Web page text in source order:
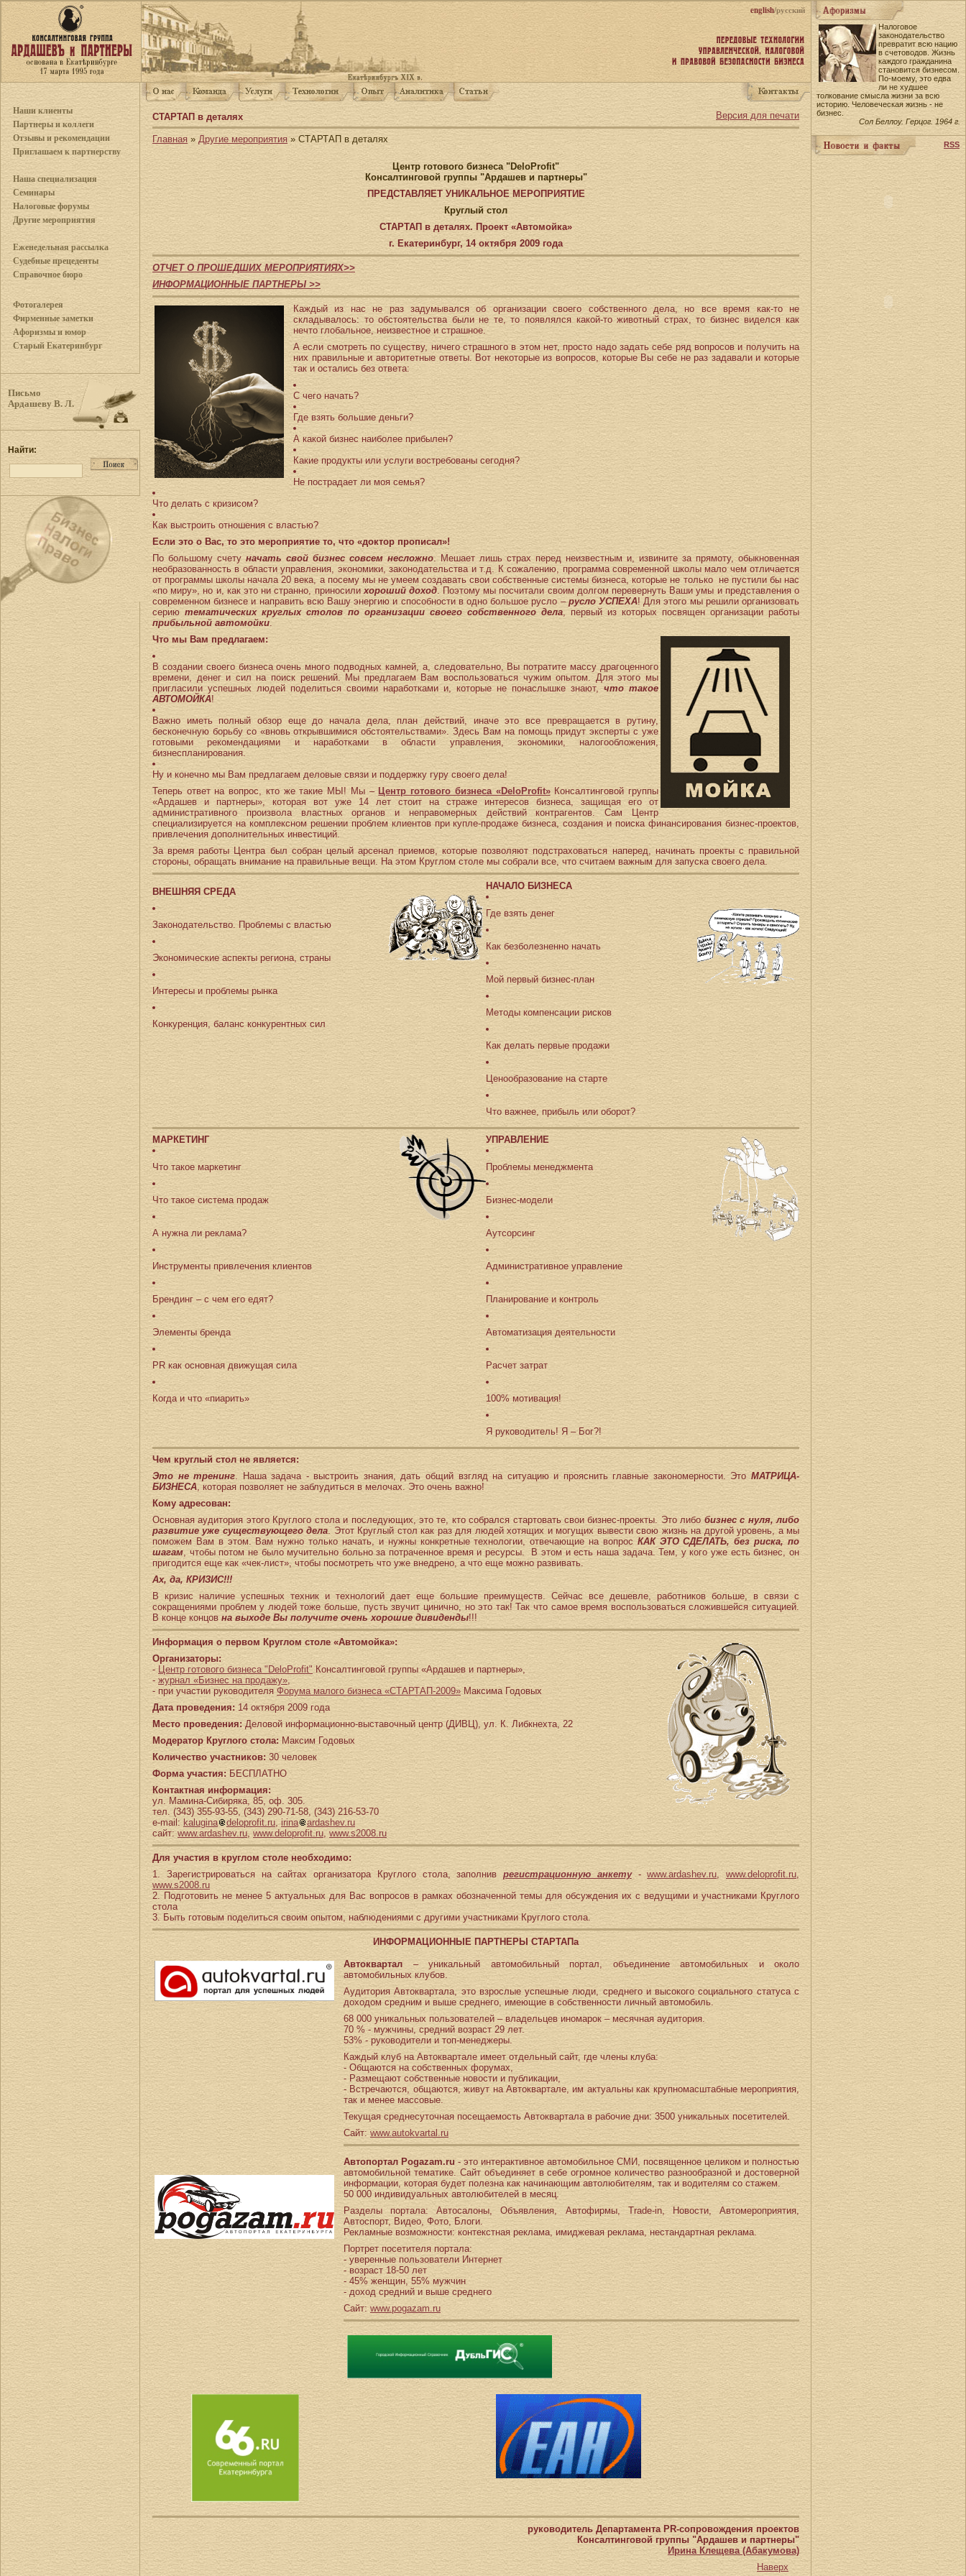
english/русский
Наши клиенты
Партнеры и коллеги
Отзывы и рекомендации
Приглашаем к партнерству
Наша специализация
Семинары
Налоговые форумы
Другие мероприятия
Еженедельная рассылка
Судебные прецеденты
Справочное бюро
Фотогалерея
Фирменные заметки
Афоризмы и юмор
Старый Екатеринбург
Письмо
Ардашеву В. Л.
Найти:
Версия для печати
СТАРТАП в деталях
Главная » Другие мероприятия » СТАРТАП в деталях
Центр готового бизнеса "DeloProfit"
Консалтинговой группы "Ардашев и партнеры"
ПРЕДСТАВЛЯЕТ УНИКАЛЬНОЕ МЕРОПРИЯТИЕ
Круглый стол
СТАРТАП в деталях. Проект «Автомойка»
г. Екатеринбург, 14 октября 2009 года
ОТЧЕТ О ПРОШЕДШИХ МЕРОПРИЯТИЯХ>>
ИНФОРМАЦИОННЫЕ ПАРТНЕРЫ >>
Каждый из нас не раз задумывался об организации своего собственного дела, но все время как-то не
складывалось: то обстоятельства были не те, то появлялся какой-то животный страх, то бизнес виделся как
нечто глобальное, неизвестное и страшное.
А если смотреть по существу, ничего страшного в этом нет, просто надо задать себе ряд вопросов и получить на
них правильные и авторитетные ответы. Вот некоторые из вопросов, которые Вы себе не раз задавали и которые
так и остались без ответа:
С чего начать?
Где взять большие деньги?
А какой бизнес наиболее прибылен?
Какие продукты или услуги востребованы сегодня?
Не пострадает ли моя семья?
Что делать с кризисом?
Как выстроить отношения с властью?
Если это о Вас, то это мероприятие то, что «доктор прописал»!
По большому счетуначать свой бизнес совсем несложно. Мешает лишь страх перед неизвестным и, извините за прямоту, обыкновенная
необразованность в области управления, экономики, законодательства и т.д. К сожалению, программа современной школы мало чем отличается
от программы школы начала 20 века, а посему мы не умеем создавать свои собственные системы бизнеса, которые не только не пустили бы нас
«по миру», но и, как это ни странно, приносилихороший доход. Поэтому мы посчитали своим долгом перевернуть Ваши умы и представления о
современном бизнесе и направить всю Вашу энергию и способности в одно большое русло –русло УСПЕХА! Для этого мы решили организовать
сериютематических круглых столов по организации своего собственного дела , первый из которых посвящен организации работы
прибыльной автомойки
Что мы Вам предлагаем:
В создании своего бизнеса очень много подводных камней, а, следовательно, Вы потратите массу драгоценного
времени, денег и сил на поиск решений. Мы предлагаем Вам воспользоваться чужим опытом. Для этого мы
пригласили успешных людей поделиться своими наработками и, которые не понаслышке знают,что такое
АВТОМОЙКА!
Важно иметь полный обзор еще до начала дела, план действий, иначе это все превращается в рутину,
бесконечную борьбу со «вновь открывшимися обстоятельствами». Здесь Вам на помощь придут эксперты с уже
готовыми рекомендациями и наработками в области управления, экономики, налогообложения,
бизнеспланирования.
Ну и конечно мы Вам предлагаем деловые связи и поддержку гуру своего дела!
Теперь ответ на вопрос, кто же такие МЫ! Мы – Центр готового бизнеса «DeloProfit»Консалтинговой группы
«Ардашев и партнеры», которая вот уже 14 лет стоит на страже интересов бизнеса, защищая его от
административного произвола властных органов и неправомерных действий контрагентов. Сам Центр
специализируется на комплексном решении проблем клиентов при купле-продаже бизнеса, создания и поиска финансирования бизнес-проектов,
привлечения дополнительных инвестиций.
За время работы Центра был собран целый арсенал приемов, которые позволяют подстраховаться наперед, начинать проекты с правильной
стороны, обращать внимание на правильные вещи. На этом Круглом столе мы собрали все, что считаем важным для запуска своего дела.
ВНЕШНЯЯ СРЕДА
Законодательство. Проблемы с властью
Экономические аспекты региона, страны
Интересы и проблемы рынка
Конкуренция, баланс конкурентных сил
НАЧАЛО БИЗНЕСА
Где взять денег
Как безболезненно начать
Мой первый бизнес-план
Методы компенсации рисков
Как делать первые продажи
Ценообразование на старте
Что важнее, прибыль или оборот?
МАРКЕТИНГ
Что такое маркетинг
Что такое система продаж
А нужна ли реклама?
Инструменты привлечения клиентов
Брендинг – с чем его едят?
Элементы бренда
PR как основная движущая сила
Когда и что «пиарить»
УПРАВЛЕНИЕ
Проблемы менеджмента
Бизнес-модели
Аутсорсинг
Административное управление
Планирование и контроль
Автоматизация деятельности
Расчет затрат
100% мотивация!
Я руководитель! Я – Бог?!
Чем круглый стол не является:
Это не тренинг . Наша задача - выстроить знания, дать общий взгляд на ситуацию и прояснить главные закономерности. ЭтоМАТРИЦА-
БИЗНЕСА , которая позволяет не заблудиться в мелочах. Это очень важно!
Кому адресован:
Основная аудитория этого Круглого стола и последующих, это те, кто собрался стартовать свои бизнес-проекты. Это либобизнес с нуля, либо
развитие уже существующего дела . Этот Круглый стол как раз для людей хотящих и могущих вывести свою жизнь на другой уровень, а мы
поможем Вам в этом. Вам нужно только начать, и нужны конкретные технологии, отвечающие на вопрос КАК ЭТО СДЕЛАТЬ, без риска, по
шагам , чтобы потом не было мучительно больно за потраченное время и ресурсы. В этом и есть наша задача. Тем, у кого уже есть бизнес, он
пригодится еще как «чек-лист», чтобы посмотреть что уже внедрено, а что еще можно развивать.
Ах, да, КРИЗИС!!!
В кризис наличие успешных техник и технологий дает еще большие преимуществ. Сейчас все дешевле, работников больше, в связи с
сокращениями проблем у людей тоже больше, пусть звучит цинично, но это так! Так что самое время воспользоваться сложившейся ситуацией.
В конце концов на выходе Вы получите очень хорошие дивиденды!!!
Информация о первом Круглом столе «Автомойка»:
Организаторы:
- Центр готового бизнеса "DeloProfit" Консалтинговой группы «Ардашев и партнеры»,
- журнал «Бизнес на продажу»
- при участии руководителя Форума малого бизнеса «СТАРТАП-2009» Максима Годовых
Дата проведения: 14 октября 2009 года
Место проведения: Деловой информационно-выставочный центр (ДИВЦ), ул. К. Либкнехта, 22
Модератор Круглого стола: Максим Годовых
Количество участников: 30 человек
Форма участия:БЕСПЛАТНО
Контактная информация:
ул. Мамина-Сибиряка, 85, оф. 305.
тел. (343) 355-93-55, (343) 290-71-58, (343) 216-53-70
e-mail: kalugina deloprofit.ru,irina
ardashev.ru
сайт: www.ardashev.ru www.deloprofit.ru ,www.s2008.ru
Для участия в круглом столе необходимо:
1. Зарегистрироваться на сайтах организатора Круглого стола, заполнив регистрационную анкету-www.ardashev.ru ,www.deloprofit.ru,
www.s2008.ru
2. Подготовить не менее 5 актуальных для Вас вопросов в рамках обозначенной темы для обсуждения их с ведущими и участниками Круглого
стола
3. Быть готовым поделиться своим опытом, наблюдениями с другими участниками Круглого стола.
ИНФОРМАЦИОННЫЕ ПАРТНЕРЫ СТАРТАПа
Автоквартал – уникальный автомобильный портал, объединение автомобильных и около
автомобильных клубов.
Аудитория Автоквартала, это взрослые успешные люди, среднего и высокого социального статуса с
доходом средним и выше среднего, имеющие в собственности личный автомобиль.
68 000 уникальных пользователей – владельцев иномарок – месячная аудитория.
70 % - мужчины, средний возраст 29 лет.
53% - руководители и топ-менеджеры.
Каждый клуб на Автоквартале имеет отдельный сайт, где члены клуба:
- Общаются на собственных форумах,
- Размещают собственные новости и публикации,
- Встречаются, общаются, живут на Автоквартале, им актуальны как крупномасштабные мероприятия,
так и менее массовые.
Текущая среднесуточная посещаемость Автоквартала в рабочие дни: 3500 уникальных посетителей.
Сайт:www.autokvartal.ru
Автопортал Pogazam.ru - это интерактивное автомобильное СМИ, посвященное целиком и полностью
автомобильной тематике. Сайт объединяет в себе огромное количество разнообразной и достоверной
информации, которая будет полезна как начинающим автолюбителям, так и водителям со стажем.
50 000 индивидуальных автолюбителей в месяц.
Разделы портала: Автосалоны, Объявления, Автофирмы, Trade-in, Новости, Автомероприятия,
Автоспорт, Видео, Фото, Блоги.
Рекламные возможности: контекстная реклама, имиджевая реклама, нестандартная реклама.
Портрет посетителя портала:
- уверенные пользователи Интернет
- возраст 18-50 лет
- 45% женщин, 55% мужчин
- доход средний и выше среднего
Сайт: www.pogazam.ru
руководитель Департамента PR-сопровождения проектов
Консалтинговой группы "Ардашев и партнеры"
Ирина Клещева (Абакумова)
Наверх
Налоговое
законодательство
превратит всю нацию
в счетоводов. Жизнь
каждого гражданина
становится бизнесом.
По-моему, это едва
ли не худшее
толкование смысла жизни за всю
историю. Человеческая жизнь - не
бизнес.
Сол Беллоу. Герцог. 1964 г.
RSS